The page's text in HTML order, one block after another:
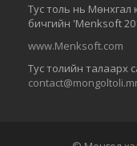
Тус толь нь
бичгийн 'Menksoft
www.Menksoft.com
Тус толийн талаарх